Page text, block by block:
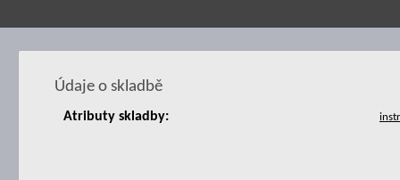
Údaje o skladbě
Atributy skladby: